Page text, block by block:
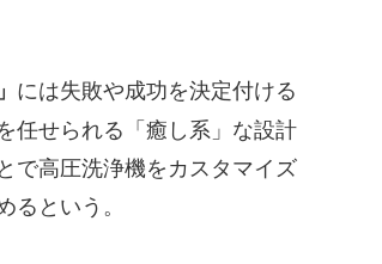
には失敗や成功を決定付ける
任せられる「癒し系」な設計
で高圧洗浄機をカスタマイズ
という。